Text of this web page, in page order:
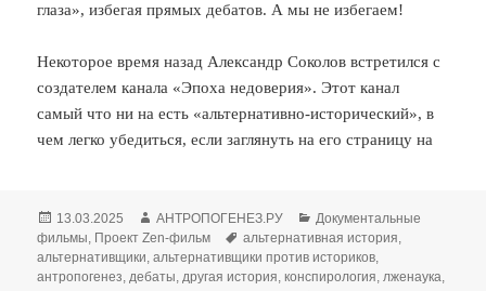
глаза», избегая прямых дебатов. А мы не избегаем!
Некоторое время назад Александр Соколов встретился с
создателем канала «Эпоха недоверия». Этот канал
самый что ни на есть «альтернативно-исторический», в
чем легко убедиться, если заглянуть на его страницу на
Опубликовано
13.03.2025 Автор
АНТРОПОГЕНЕЗ.РУ Рубрики
Документальные
фильмы, Проект Zen-фильм Метки
альтернативная история,
альтернативщики,альтернативщики против историков,
антропогенез,дебаты,другая история,конспирология,лженаука,